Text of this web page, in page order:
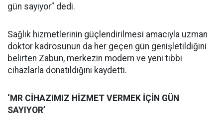
gün sayıyor” dedi.
Sağlık hizmetlerinin güçlendirilmesi amacıyla uzman
doktor kadrosunun da her geçen gün genişletildiğini
belirten Zabun, merkezin modern ve yeni tıbbi
cihazlarla donatıldığını kaydetti.
‘MR CİHAZIMIZ HİZMET VERMEK İÇİN GÜN
SAYIYOR’